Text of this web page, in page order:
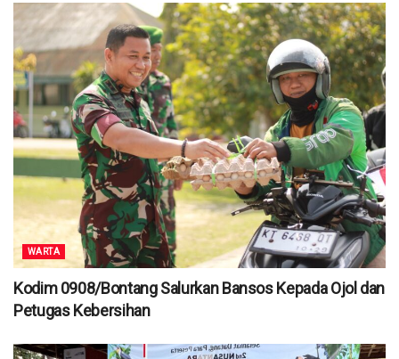
WARTA
Kodim 0908/Bontang Salurkan Bansos Kepada Ojol dan
Petugas Kebersihan